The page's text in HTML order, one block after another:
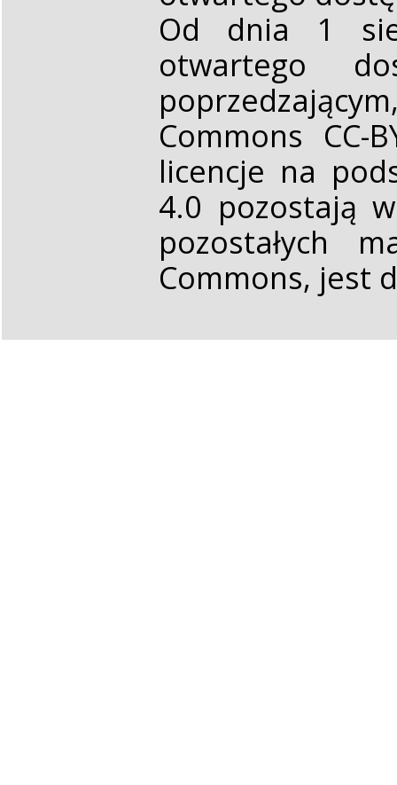
Od dnia 1
otwartego
Commons CC-
licencje na
4.0 pozostają
pozostałych
Commons, jest